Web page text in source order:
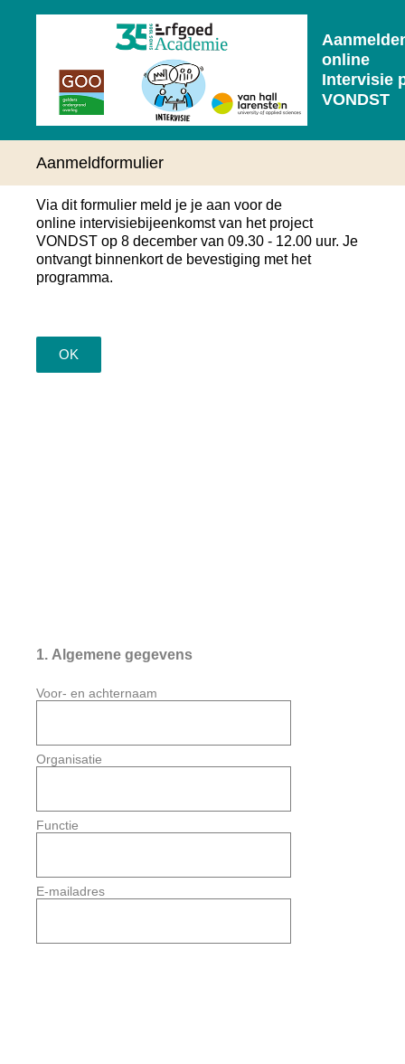
online
Intervisie
VONDST
Aanmeldformulier
Via dit formulier meld je je aan voor de
online intervisiebijeenkomst van het project
VONDST op 8 december van 09.30 - 12.00 uur. Je
ontvangt binnenkort de bevestiging met het
programma.
OK
1. Algemene gegevens
Voor- en achternaam
Organisatie
Functie
E-mailadres